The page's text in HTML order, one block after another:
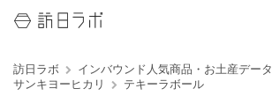
訪日ラボ インバウンド人気商品・お土産データ
サンキヨーヒカリ
テキーラボール